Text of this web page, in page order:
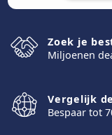
Zoek je
Miljoenen
Vergelijk
Bespaar tot